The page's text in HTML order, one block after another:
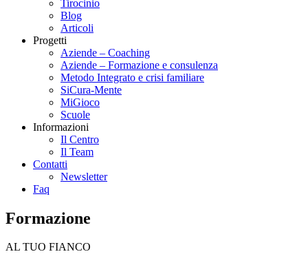
Tirocinio
Blog
Articoli
Progetti
Aziende – Coaching
Aziende – Formazione e consulenza
Metodo Integrato e crisi familiare
SiCura-Mente
MiGioco
Scuole
Informazioni
Il Centro
Il Team
Contatti
Newsletter
Faq
Formazione
AL TUO FIANCO